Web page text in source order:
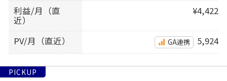
利益/月（直
近）
¥4,422
PV/月（直近） GA連携 5,924
PICKUP